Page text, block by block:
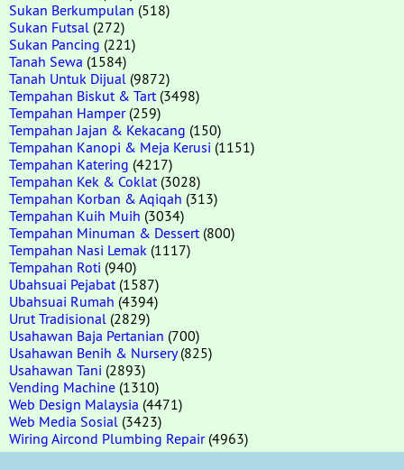
Sukan Berkumpulan (518)
Sukan Futsal (272)
Sukan Pancing (221)
Tanah Sewa (1584)
Tanah Untuk Dijual (9872)
Tempahan Biskut & Tart (3498)
Tempahan Hamper(259)
Tempahan Jajan & Kekacang (150)
Tempahan Kanopi & Meja Kerusi (1151)
Tempahan Katering (4217)
Tempahan Kek & Coklat (3028)
Tempahan Korban & Aqiqah (313)
Tempahan Kuih Muih (3034)
Tempahan Minuman & Dessert (800)
Tempahan Nasi Lemak (1117)
Tempahan Roti (940)
Ubahsuai Pejabat (1587)
Ubahsuai Rumah (4394)
Urut Tradisional (2829)
Usahawan Baja Pertanian (700)
Usahawan Benih & Nursery(825)
Usahawan Tani (2893)
Vending Machine (1310)
Web Design Malaysia (4471)
Web Media Sosial (3423)
Wiring Aircond Plumbing Repair(4963)